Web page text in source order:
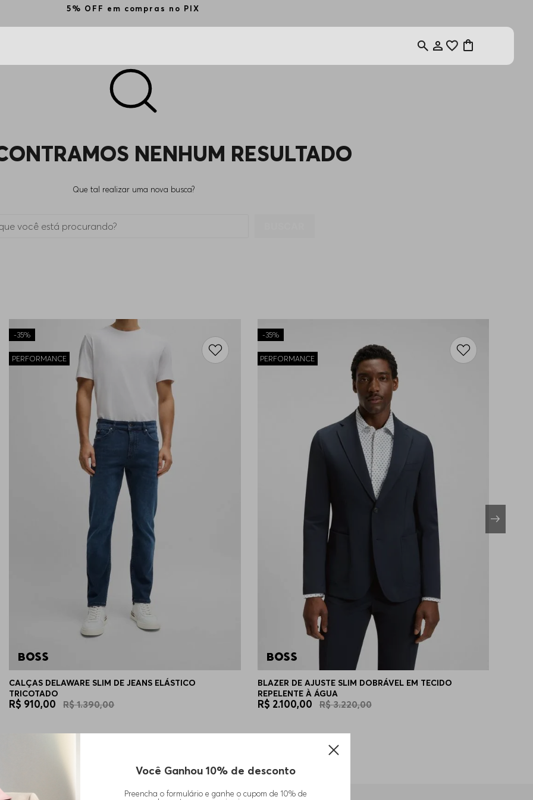
5% OFF em compras no PIX
Você Ganhou 10% de desconto
Preencha o formulário e ganhe o cupom de 10% de
NENHUM RESULTADO
Que tal realizar uma nova busca?
-35%
PERFORMANCE
CALÇAS DELAWARE SLIM DE JEANS ELÁSTICO
TRICOTADO
R$ 910,00 R$ 1.390,00
-35%
PERFORMANCE
BLAZER DE AJUSTE SLIM DOBRÁVEL EM TECIDO
REPELENTE À ÁGUA
R$ 2.100,00 R$ 3.220,00